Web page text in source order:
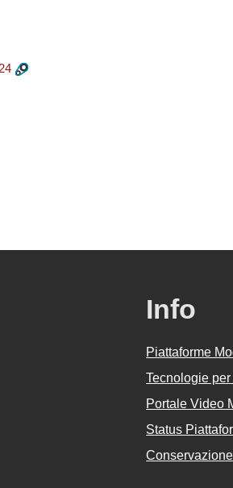
Info
Piattaforme
Tecnologie
Portale Video
Status